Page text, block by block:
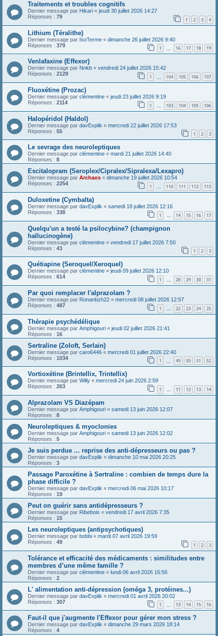
Traitements et troubles cognitifs
Dernier message par Hikari « jeudi 30 juillet 2026 14:27
Réponses : 79 1 2 3 4
Lithium (Téralithe)
Dernier message par IsoTerme « dimanche 26 juillet 2026 9:40
Réponses : 379 1 16 17 18 19
Venlafaxine (Effexor)
Dernier message par Nnkb « vendredi 24 juillet 2026 15:42
Réponses : 2129 1 104 105 106 107
Fluoxétine (Prozac)
Dernier message par clémentine « jeudi 23 juillet 2026 9:19
Réponses : 2114 1 … 103 104 105 106
Halopéridol (Haldol)
Dernier message par davExplik « mercredi 22 juillet 2026 17:53
Réponses : 55 1 2 3
Le sevrage des neuroleptiques
Dernier message par clémentine « mardi 21 juillet 2026 14:40
Réponses : 8
Escitalopram (Seroplex/Cipralex/Sipralexa/Lexapro)
Dernier message par Archaos « dimanche 19 juillet 2026 10:54
Réponses : 2254 1 … 110 111 112 113
Duloxetine (Cymbalta)
Dernier message par davExplik « samedi 18 juillet 2026 12:16
Réponses : 338 1 … 14 15 16 17
Quelqu'un a testé la psilocybine? (champignon
hallucinogène)
Dernier message par clémentine « vendredi 17 juillet 2026 7:50
Réponses : 43 1 2 3
Quétiapine (Seroquel/Xeroquel)
Dernier message par clémentine « jeudi 09 juillet 2026 12:10
Réponses : 614 1 … 28 29 30 31
Par quoi remplacer l'alprazolam ?
Dernier message par Ronanbzh22 « mercredi 08 juillet 2026 12:57
Réponses : 487 1 … 22 23 24 25
Thérapie psychédélique
Dernier message par Amphigouri « jeudi 02 juillet 2026 21:41
Réponses : 16
Sertraline (Zoloft, Serlain)
Dernier message par caro6446 « mercredi 01 juillet 2026 22:40
Réponses : 1034 1 49 50 51 52
Vortioxétine (Brintellix, Trintellix)
Dernier message par Willy « mercredi 24 juin 2026 2:59
Réponses : 263 1 … 11 12 13 14
Alprazolam VS Diazépam
Dernier message par Amphigouri « samedi 13 juin 2026 12:07
Réponses : 8
Neuroleptiques & myoclonies
Dernier message par Amphigouri « samedi 13 juin 2026 12:02
Réponses : 5
Je suis perdue ... reprise des anti-dépresseurs ou pas ?
Dernier message par davExplik « dimanche 10 mai 2026 20:25
Réponses : 3
Passage Paroxétine à Sertraline : combien de temps dure la
phase difficile ?
Dernier message par davExplik « mercredi 06 mai 2026 10:17
Réponses : 19
Peut on guérir sans antidépresseurs ?
Dernier message par Ribebois « vendredi 17 avril 2026 7:35
Réponses : 15
Les neuroleptiques (antipsychotiques)
Dernier message par bobbi « mardi 07 avril 2026 19:59
Réponses : 49 1 2 3
Tolérance et efficacité des médicaments : similitudes entre
membres d’une même famille ?
Dernier message par clémentine « lundi 06 avril 2026 16:56
Réponses : 2
L' alimentation anti-dépression (oméga 3, protéines...)
Dernier message par davExplik « mercredi 01 avril 2026 20:02
Réponses : 307 1 13 14 15 16
Faut-il que j'augmente l'Effexor pour gérer mon stress ?
Dernier message par davExplik « dimanche 29 mars 2026 18:14
Réponses : 4